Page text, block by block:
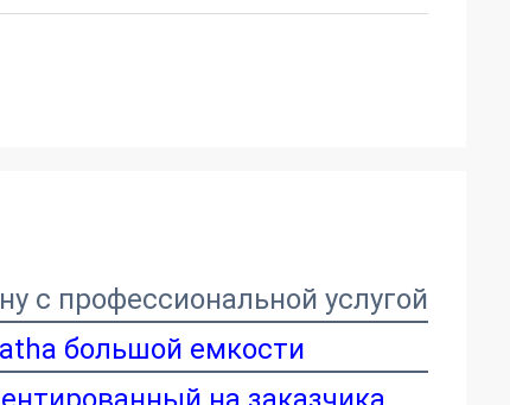
с профессиональной услугой
большой емкости